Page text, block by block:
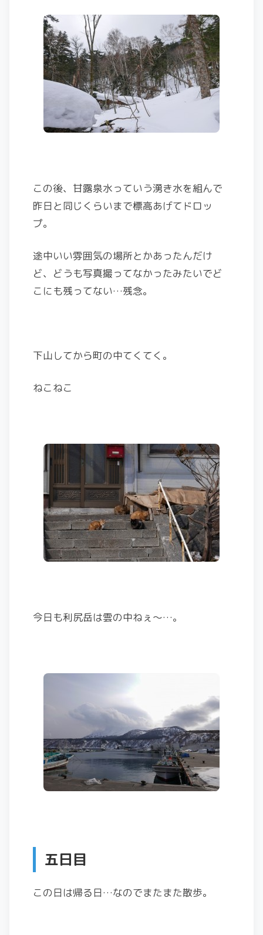
この後、甘露泉水っていう湧き水を組んで
昨日と同じくらいまで標高あげてドロッ
プ。
途中いい雰囲気の場所とかあったんだけ
ど、どうも写真撮ってなかったみたいでど
こにも残ってない…残念。
下山してから町の中てくてく。
ねこねこ
今日も利尻岳は雲の中ねぇ～…。
五日目
この日は帰る日…なのでまたまた散歩。